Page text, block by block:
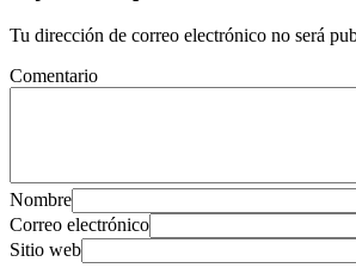
Tu dirección de correo electrónico no será
Comentario
Nombre
Correo electrónico
Sitio web